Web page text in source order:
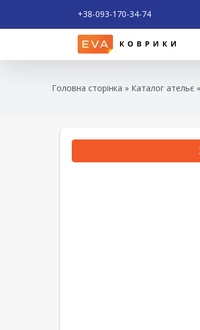
+38-093-170-34-74
Головна сторінка » Каталог ательє